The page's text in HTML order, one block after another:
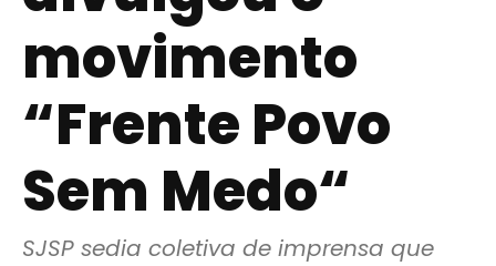
movimento
“Frente Povo
Sem Medo“
SJSP sedia coletiva de imprensa que